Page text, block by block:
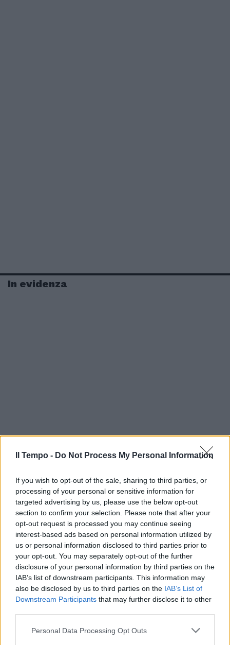
Il Tempo - Do Not Process My Personal Information
If you wish to opt-out of the sale, sharing to third parties, or
processing of your personal or sensitive information for
targeted advertising by us, please use the below opt-out
section to confirm your selection. Please note that after your
opt-out request is processed you may continue seeing
interest-based ads based on personal information utilized by
us or personal information disclosed to third parties prior to
your opt-out. You may separately opt-out of the further
disclosure of your personal information by third parties on the
IAB’s list of downstream participants. This information may
also be disclosed by us to third parties on the IAB’s List of
Downstream Participants that may further disclose it to other
Personal Data Processing Opt Outs
In evidenza